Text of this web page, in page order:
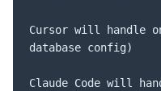
Cursor will handle
database config)
Claude Code will